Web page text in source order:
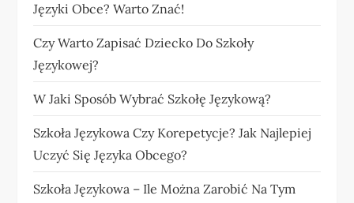
Języki Obce? Warto Znać!
Czy Warto Zapisać Dziecko Do Szkoły
Językowej?
W Jaki Sposób Wybrać Szkołę Językową?
Szkoła Językowa Czy Korepetycje? Jak Najlepiej
Uczyć Się Języka Obcego?
Szkoła Językowa – Ile Można Zarobić Na Tym